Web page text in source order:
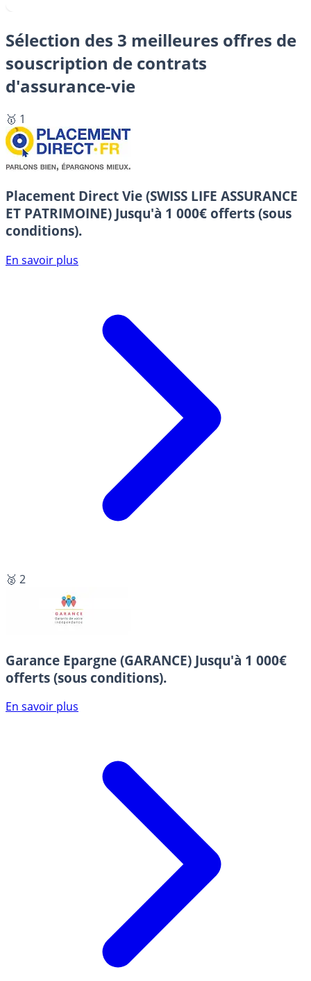
Sélection des 3 meilleures offres de
souscription de contrats
d'assurance-vie
🥇 1
Placement Direct Vie (SWISS LIFE ASSURANCE
ET PATRIMOINE) Jusqu'à 1 000€ offerts (sous
conditions).
En savoir plus
🥈 2
Garance Epargne (GARANCE) Jusqu'à 1 000€
offerts (sous conditions).
En savoir plus